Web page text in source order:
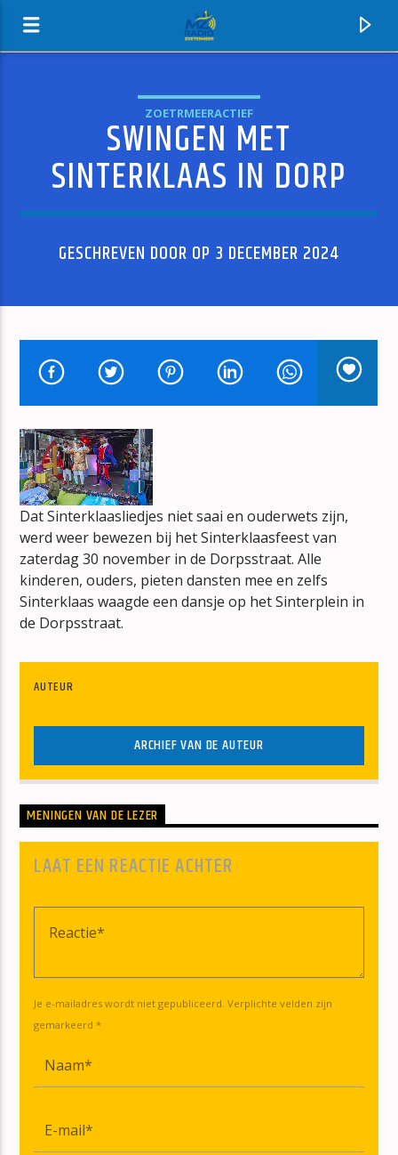
MZ-RADIO
HUIDIG NUMMER
TOP 40 VAN TOEN
PETER VOS
mz-radio
ZOETRMEERACTIEF
SWINGEN MET
SINTERKLAAS IN DORP
GESCHREVEN DOOR OP 3 DECEMBER 2024
Dat Sinterklaasliedjes niet saai en ouderwets zijn,
werd weer bewezen bij het Sinterklaasfeest van
zaterdag 30 november in de Dorpsstraat. Alle
kinderen, ouders, pieten dansten mee en zelfs
Sinterklaas waagde een dansje op het Sinterplein in
de Dorpsstraat.
AUTEUR
ARCHIEF VAN DE AUTEUR
MENINGEN VAN DE LEZER
LAAT EEN REACTIE ACHTER
Je e-mailadres wordt niet gepubliceerd. Verplichte velden zijn
gemarkeerd *